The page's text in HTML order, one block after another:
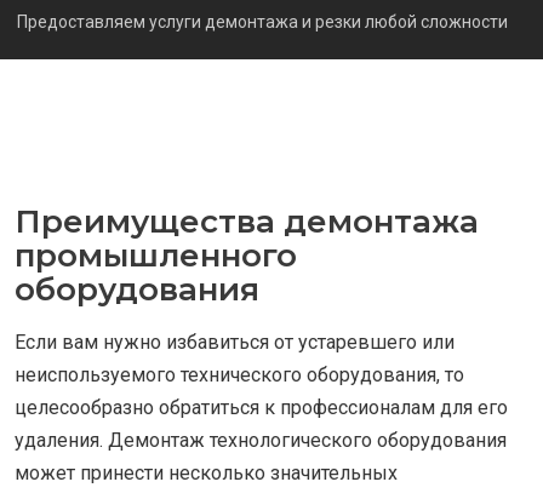
Предоставляем услуги демонтажа и резки любой сложности
Преимущества демонтажа
промышленного
оборудования
Если вам нужно избавиться от устаревшего или
неиспользуемого технического оборудования, то
целесообразно обратиться к профессионалам для его
удаления. Демонтаж технологического оборудования
может принести несколько значительных